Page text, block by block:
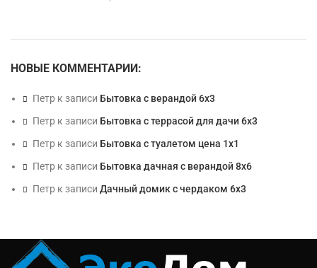
НОВЫЕ КОММЕНТАРИИ:
Петр к записи Бытовка с верандой 6х3
Петр к записи Бытовка с террасой для дачи 6х3
Петр к записи Бытовка с туалетом цена 1х1
Петр к записи Бытовка дачная с верандой 8х6
Петр к записи Дачный домик с чердаком 6х3